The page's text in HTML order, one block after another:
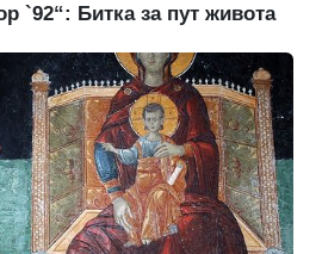
`92“: Битка за пут живота